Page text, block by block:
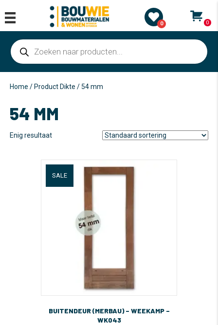
0 0
Producten
zoeken
Home / Product Dikte / 54 mm
54 MM
Enig resultaat
SALE
BUITENDEUR (MERBAU) – WEEKAMP –
WK043